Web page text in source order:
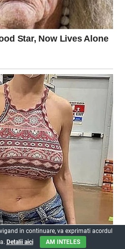
in continuare, va exprimati acordul
Detalii aici AM INTELES